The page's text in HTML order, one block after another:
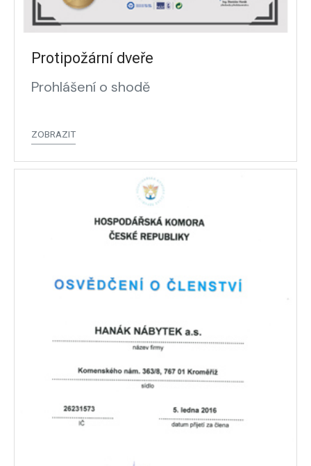
Protipožární dveře
Prohlášení o shodě
ZOBRAZIT